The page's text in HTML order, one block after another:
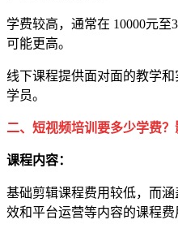
学费较高，通常在 10000元至
可能更高。
线下课程提供面对面的教学
学员。
二、 短视频培训要多少学费？
课程内容：
基础剪辑课程费用较低，而
效和平台运营等内容的课程费